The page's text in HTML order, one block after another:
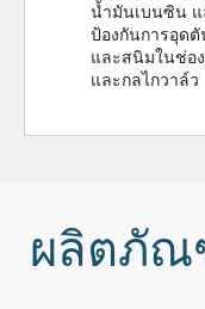
น้ำมันเบนซิน แ
ป้องกันการอุด
และสนิมในช่อง
และกลไกวาล์ว
ผลิตภัณ